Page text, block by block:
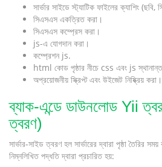
সার্ভার সাইডে স্ট্যাটিক ফাইলের ক্যাশিং
সিএসএস একত্রিত করা।
সিএসএস কম্প্রেস করা।
js-এ যোগদান করা।
কম্প্রেশন js.
html কোড পৃষ্ঠার নীচে css এবং js
অপ্রয়োজনীয় স্ক্রিপ্ট এবং উইজেট নিষ্ক্রিয় করা।
ব্যাক-এন্ডে ডাউনলোড Yii
ত্বরণ)
সার্ভার-সাইড ত্বরণ হল সার্ভারের দ্বারা পৃষ্ঠা তৈরির
নিম্নলিখিত পদ্ধতি দ্বারা প্রচারিত হয়: